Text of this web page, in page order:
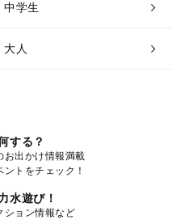
中学生
大人
する？
お出かけ情報満載
トをチェック！
水遊び！
ション情報など